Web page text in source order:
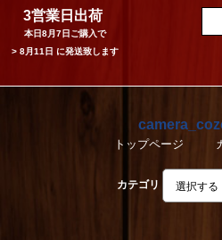
3営業日出荷
本日8月7日 ご購入で
> 8月11日 に発送致します
トップページ
カテゴリ